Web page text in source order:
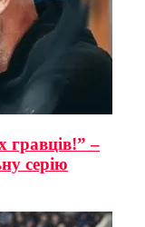
гравців!” –
серію